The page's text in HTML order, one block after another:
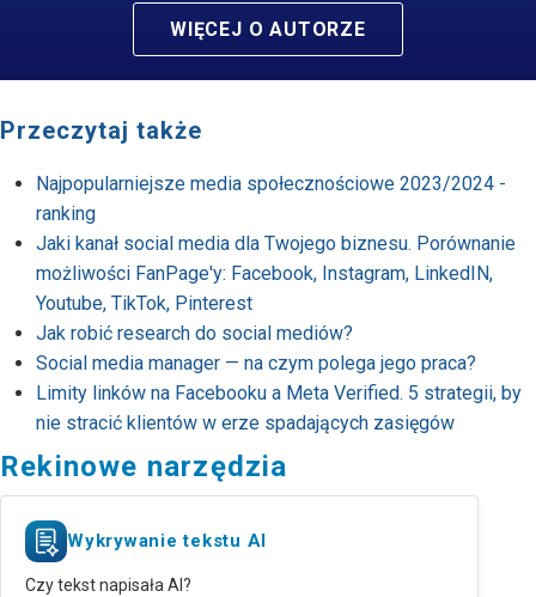
WIĘCEJ O AUTORZE
Przeczytaj także
Najpopularniejsze media społecznościowe 2023/2024 -
ranking
Jaki kanał social media dla Twojego biznesu. Porównanie
możliwości FanPage'y: Facebook, Instagram, LinkedIN,
Youtube, TikTok, Pinterest
Jak robić research do social mediów?
Social media manager — na czym polega jego praca?
Limity linków na Facebooku a Meta Verified. 5 strategii, by
nie stracić klientów w erze spadających zasięgów
Rekinowe narzędzia
Wykrywanie tekstu AI
Czy tekst napisała AI?